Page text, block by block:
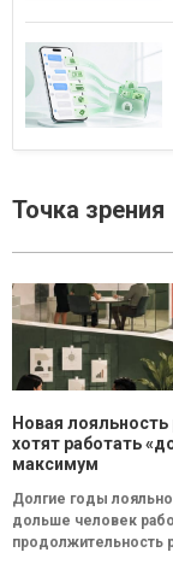
Точка зрения
Новая
хотят работать
максимум
Долгие годы
дольше человек
продолжительность